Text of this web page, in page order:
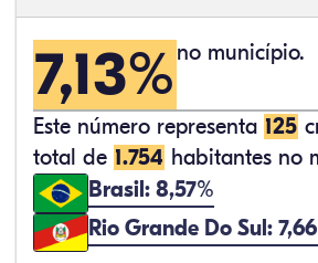
7,13% no município.
Este número representa 125
total de 1.754 habitantes no
Brasil: 8,57%
Rio Grande Do Sul: